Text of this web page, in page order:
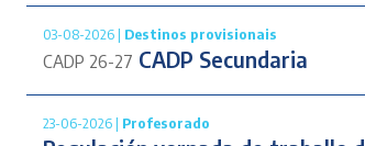
03-08-2026 | Destinos provisionais
CADP 26-27 CADP Secundaria
23-06-2026 | Profesorado